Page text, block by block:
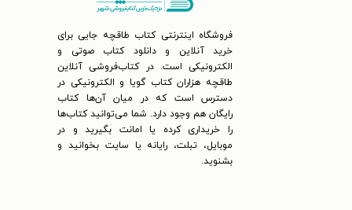
فروشگاه اینترنتی کتاب طاقچه جایی برای
خرید آنلاین و دانلود کتاب صوتی و
الکترونیکی است. در کتاب‌فروشی آنلاین
طاقچه هزاران کتاب گویا و الکترونیکی در
دسترس است که در میان آن‌ها کتاب
رایگان هم وجود دارد. شما می‌توانید کتاب‌ها
را خریداری کرده یا امانت بگیرید و در
موبایل، تبلت، رایانه یا سایت بخوانید و
بشنوید.